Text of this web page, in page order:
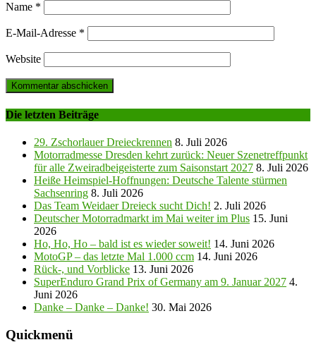
Name *
E-Mail-Adresse *
Website
Die letzten Beiträge
29. Zschorlauer Dreieckrennen 8. Juli 2026
Motorradmesse Dresden kehrt zurück: Neuer Szenetreffpunkt
für alle Zweiradbeigeisterte zum Saisonstart 2027 8. Juli 2026
Heiße Heimspiel-Hoffnungen: Deutsche Talente stürmen
Sachsenring 8. Juli 2026
Das Team Weidaer Dreieck sucht Dich! 2. Juli 2026
Deutscher Motorradmarkt im Mai weiter im Plus 15. Juni
2026
Ho, Ho, Ho – bald ist es wieder soweit! 14. Juni 2026
MotoGP – das letzte Mal 1.000 ccm 14. Juni 2026
Rück-, und Vorblicke 13. Juni 2026
SuperEnduro Grand Prix of Germany am 9. Januar 2027 4.
Juni 2026
Danke – Danke – Danke! 30. Mai 2026
Quickmenü